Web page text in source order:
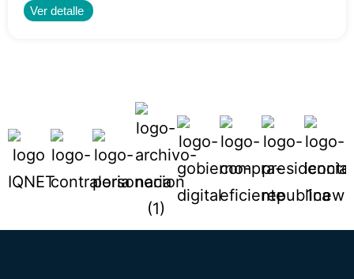
Ver detalle